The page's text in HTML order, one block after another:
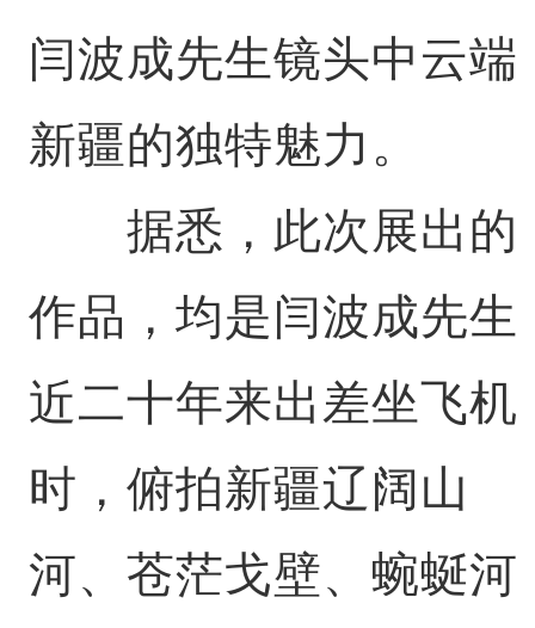
闫波成先生镜头中云端
新疆的独特魅力。
据悉，此次展出的
作品，均是闫波成先生
近二十年来出差坐飞机
时，俯拍新疆辽阔山
河、苍茫戈壁、蜿蜒河